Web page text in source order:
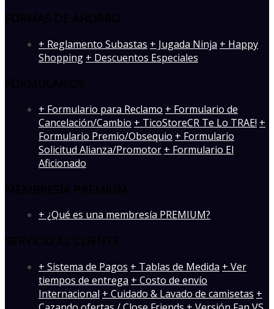
+ Reglamento Subastas + Jugada Ninja + Happy
Shopping + Descuentos Especiales
+ Formulario para Reclamo + Formulario de
Cancelación/Cambio + TicoStoreCR Te Lo TRAE! +
Formulario Premio/Obsequio + Formulario
Solicitud Alianza/Promotor + Formulario El
Aficionado
+ ¿Qué es una membresía PREMIUM?
+ Sistema de Pagos + Tablas de Medida + Ver
tiempos de entrega + Costo de envío
Internacional + Cuidado & Lavado de camisetas +